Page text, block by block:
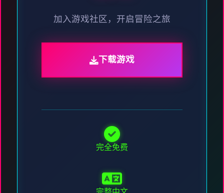
加入游戏社区，开启冒险之旅
下载游戏
完全免费